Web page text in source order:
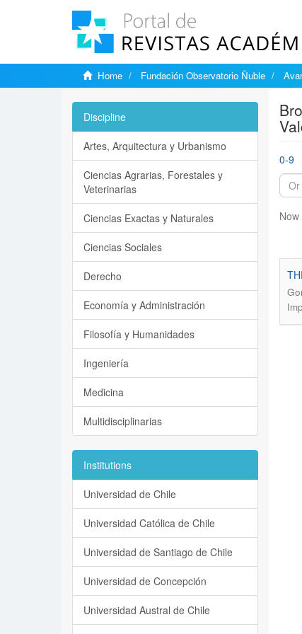
Home Fundación Observatorio Ñuble
0-9
Discipline
Artes, Arquitectura y Urbanismo
Ciencias Agrarias, Forestales y
Veterinarias
Ciencias Exactas y Naturales
Ciencias Sociales
Derecho
Economía y Administración
Filosofía y Humanidades
Ingeniería
Medicina
Multidisciplinarias
Institutions
Universidad de Chile
Universidad Católica de Chile
Universidad de Santiago de Chile
Universidad de Concepción
Universidad Austral de Chile